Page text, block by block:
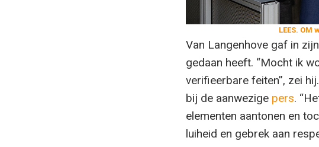
LEES.
Van Langenhove gaf in
gedaan heeft. “Mocht ik
verifieerbare feiten”, zei
bij de aanwezige pers.
elementen aantonen en
luiheid en gebrek aan